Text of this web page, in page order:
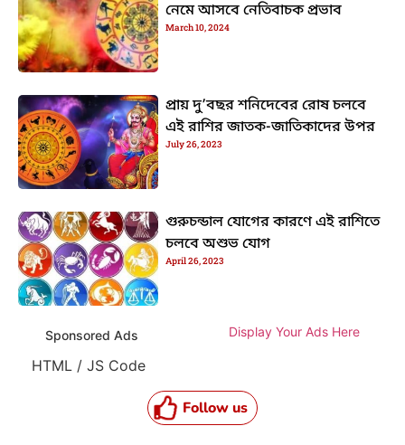
নেমে আসবে নেতিবাচক প্রভাব
March 10, 2024
প্রায় দু’বছর শনিদেবের রোষ চলবে
এই রাশির জাতক-জাতিকাদের উপর
July 26, 2023
গুরুচন্ডাল যোগের কারণে এই রাশিতে
চলবে অশুভ যোগ
April 26, 2023
Sponsored Ads Display Your Ads Here
HTML / JS Code
Follow us